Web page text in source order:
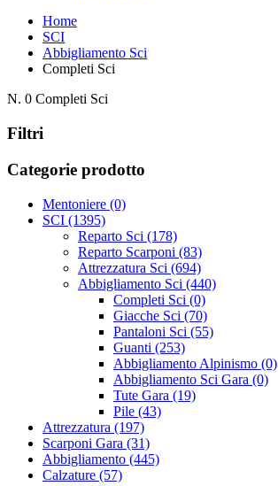
Home
SCI
Abbigliamento Sci
Completi Sci
N. 0 Completi Sci
Filtri
Categorie prodotto
Mentoniere (0)
SCI (1395)
Reparto Sci (178)
Reparto Scarponi (83)
Attrezzatura Sci (694)
Abbigliamento Sci (440)
Completi Sci (0)
Giacche Sci (70)
Pantaloni Sci (55)
Guanti (253)
Abbigliamento Alpinismo (0)
Abbigliamento Sci Gara (0)
Tute Gara (19)
Pile (43)
Attrezzatura (197)
Scarponi Gara (31)
Abbigliamento (445)
Calzature (57)